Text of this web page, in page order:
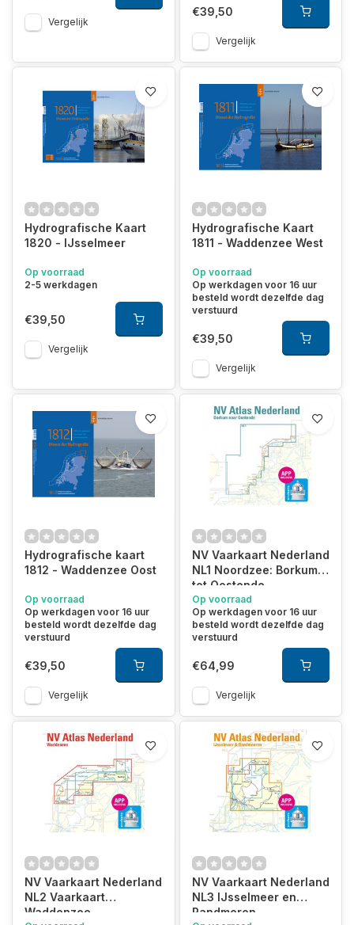
Vergelijk
€39,50
Vergelijk
Hydrografische Kaart
1820 - IJsselmeer
Op voorraad
2-5 werkdagen
€39,50
Vergelijk
Hydrografische Kaart
1811 - Waddenzee West
Op voorraad
Op werkdagen voor 16 uur
besteld wordt dezelfde dag
verstuurd
€39,50
Vergelijk
Hydrografische kaart
1812 - Waddenzee Oost
Op voorraad
Op werkdagen voor 16 uur
besteld wordt dezelfde dag
verstuurd
€39,50
Vergelijk
NV Vaarkaart Nederland
NL1 Noordzee: Borkum
tot Oostende
Op voorraad
Op werkdagen voor 16 uur
besteld wordt dezelfde dag
verstuurd
€64,99
Vergelijk
NV Vaarkaart Nederland
NL2 Vaarkaart
Waddenzee
NV Vaarkaart Nederland
NL3 IJsselmeer en
Randmeren